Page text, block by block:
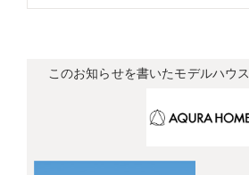
このお知らせを書いたモデルハウス